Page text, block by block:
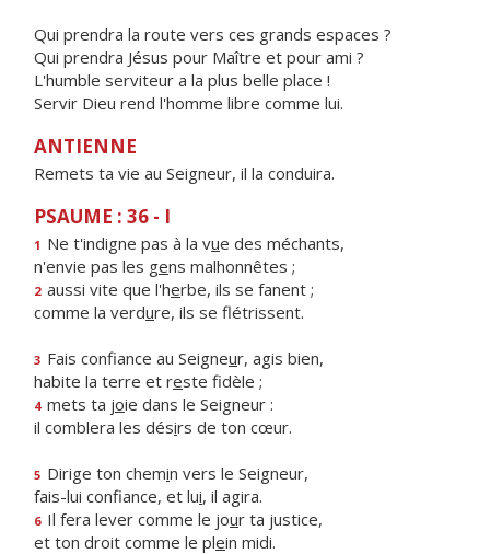
Qui prendra la route vers ces grands espaces ?
Qui prendra Jésus pour Maître et pour ami ?
L'humble serviteur a la plus belle place !
Servir Dieu rend l'homme libre comme lui.
ANTIENNE
Remets ta vie au Seigneur, il la conduira.
PSAUME : 36 - I
1 Ne t'indigne pas à la vue des méchants,
n'envie pas les gens malhonnêtes ;
2 aussi vite que l'herbe, ils se fanent ;
comme la verdure, ils se flétrissent.
3 Fais confiance au Seigneur, agis bien,
habite la terre et reste fidèle ;
4 mets ta joie dans le Seigneur :
il comblera les désirs de ton cœur.
5 Dirige ton chemin vers le Seigneur,
fais-lui confiance, et lui, il agira.
6 Il fera lever comme le jour ta justice,
et ton droit comme le plein midi.